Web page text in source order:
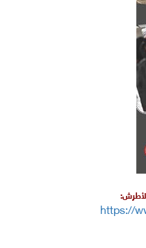
https://